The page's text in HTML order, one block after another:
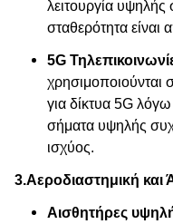
λειτουργία υψηλής
σταθερότητα είναι
5G
χρησιμοποιούνται
για δίκτυα 5G λόγω
σήματα υψηλής
ισχύος.
3.Αεροδιαστημική και
Αισθητήρες